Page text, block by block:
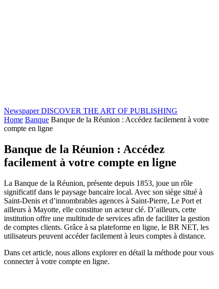
Newspaper DISCOVER THE ART OF PUBLISHING
Home Banque Banque de la Réunion : Accédez facilement à votre
compte en ligne
Banque de la Réunion : Accédez
facilement à votre compte en ligne
La Banque de la Réunion, présente depuis 1853, joue un rôle
significatif dans le paysage bancaire local. Avec son siège situé à
Saint-Denis et d’innombrables agences à Saint-Pierre, Le Port et
ailleurs à Mayotte, elle constitue un acteur clé. D’ailleurs, cette
institution offre une multitude de services afin de faciliter la gestion
de comptes clients. Grâce à sa plateforme en ligne, le BR NET, les
utilisateurs peuvent accéder facilement à leurs comptes à distance.
Dans cet article, nous allons explorer en détail la méthode pour vous
connecter à votre compte en ligne.